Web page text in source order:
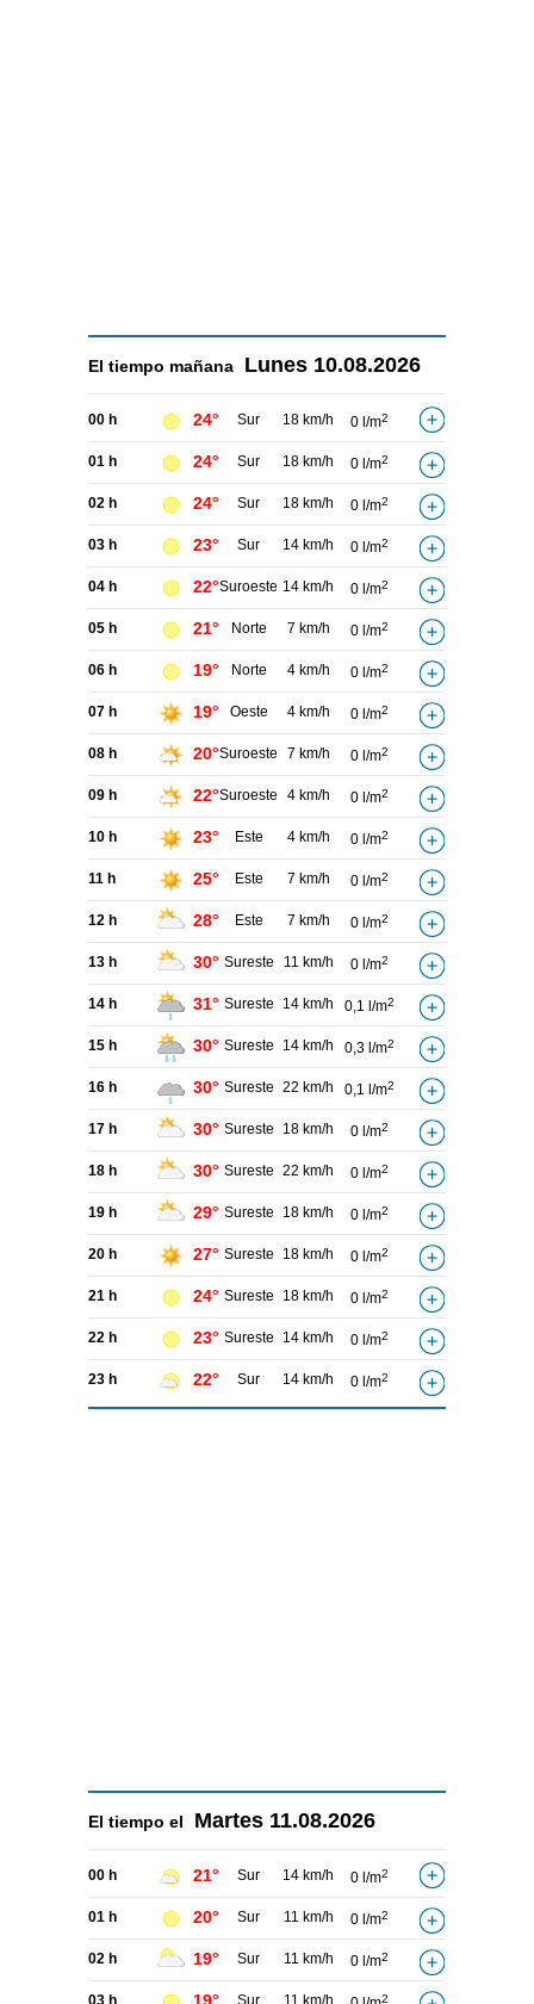
El tiempo mañana Lunes 10.08.2026
00 h 24° Sur 18 km/h 0 l/m2
01 h 24° Sur 18 km/h 0 l/m2
02 h 24° Sur 18 km/h 0 l/m2
03 h 23° Sur 14 km/h 0 l/m2
04 h 22°Suroeste 14 km/h 0 l/m2
05 h 21° Norte 7 km/h 0 l/m2
06 h 19° Norte 4 km/h 0 l/m2
07 h 19° Oeste 4 km/h 0 l/m2
08 h 20°Suroeste 7 km/h 0 l/m2
09 h 22°Suroeste 4 km/h 0 l/m2
10 h 23° Este 4 km/h 0 l/m2
11 h 25° Este 7 km/h 0 l/m2
12 h 28° Este 7 km/h 0 l/m2
13 h 30° Sureste 11 km/h 0 l/m2
14 h 31° Sureste 14 km/h 0,1 l/m2
15 h 30° Sureste 14 km/h 0,3 l/m2
16 h 30° Sureste 22 km/h 0,1 l/m2
17 h 30° Sureste 18 km/h 0 l/m2
18 h 30° Sureste 22 km/h 0 l/m2
19 h 29° Sureste 18 km/h 0 l/m2
20 h 27° Sureste 18 km/h 0 l/m2
21 h 24° Sureste 18 km/h 0 l/m2
22 h 23° Sureste 14 km/h 0 l/m2
23 h 22° Sur 14 km/h 0 l/m2
El tiempo el Martes 11.08.2026
00 h 21° Sur 14 km/h 0 l/m2
01 h 20° Sur 11 km/h 0 l/m2
02 h 19° Sur 11 km/h 0 l/m2
2